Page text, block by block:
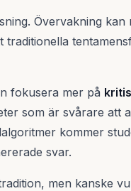
Övervakning kan
traditionella
fokusera mer på
som är svårare att
kommer
svar.
men kanske